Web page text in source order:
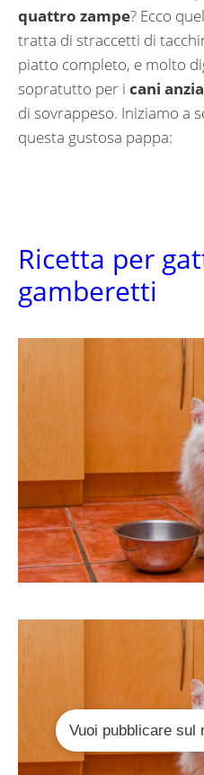
quattro zampe? Ecco
tratta di straccetti di
piatto completo, e molto
sopratutto per i cani
di sovrappeso. Iniziamo a
questa gustosa pappa:
Ricetta per
gamberetti
Vuoi pubblicare sul